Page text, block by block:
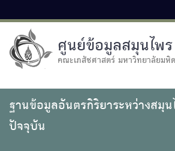
ศูนย์ข้อมูลสมุนไพร
คณะเภสัชศาสตร์ มหาวิทยาลัยมหิ
ฐานข้อมูลอันตรกิริยาระหว่างสมุ
ปัจจุบัน